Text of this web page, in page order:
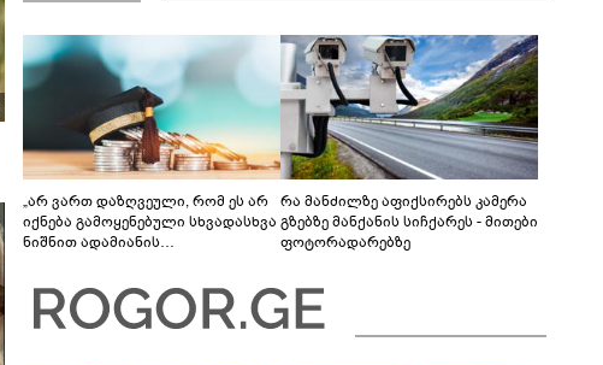
„არ ვართ დაზღვეული, რომ ეს არ
იქნება გამოყენებული სხვადასხვა
ნიშნით ადამიანის
უფსკრულისკენ მიდის“
რა მანძილზე აფიქსირებს კამერა
გზებზე მანქანის სიჩქარეს - მითები
ფოტორადარებზე